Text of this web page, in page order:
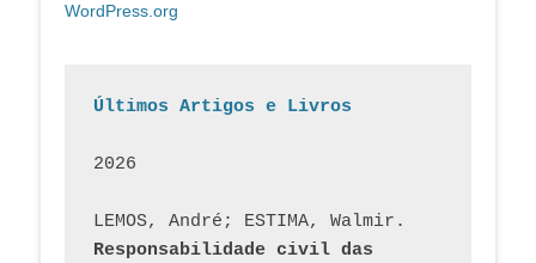
WordPress.org
Últimos Artigos e Livros
2026
Responsabilidade civil das